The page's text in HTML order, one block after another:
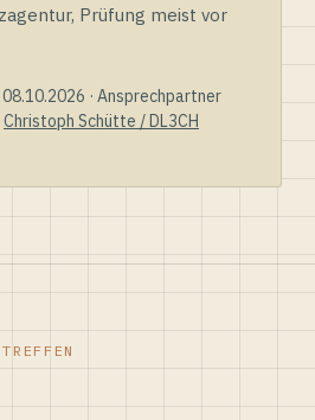
Prüfung meist vor
· Ansprechpartner
Christoph Schütte / DL3CH